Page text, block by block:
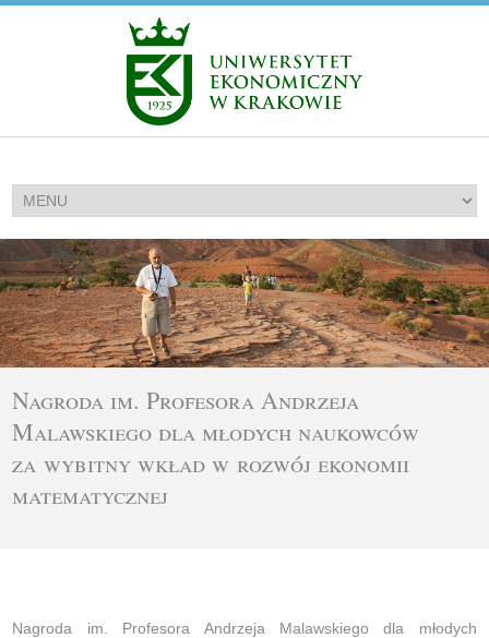
Nagroda im. Profesora Andrzeja
Malawskiego dla młodych naukowców
za wybitny wkład w rozwój ekonomii
matematycznej
Nagroda im. Profesora Andrzeja Malawskiego dla młodych